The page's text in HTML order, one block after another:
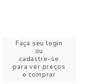
Faça seu login
ou
cadastre-se
para ver preços
e comprar